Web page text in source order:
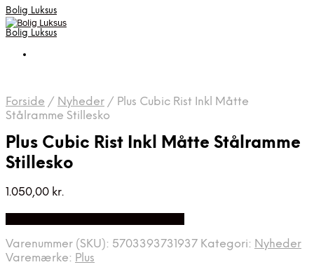
Bolig Luksus
Bolig Luksus
Forside / Nyheder / Plus Cubic Rist Inkl Måtte
Stålramme Stillesko
Plus Cubic Rist Inkl Måtte Stålramme
Stillesko
1.050,00 kr.
Varenummer (SKU): 5703393731937 Kategori: Nyheder
Varemærke: Plus